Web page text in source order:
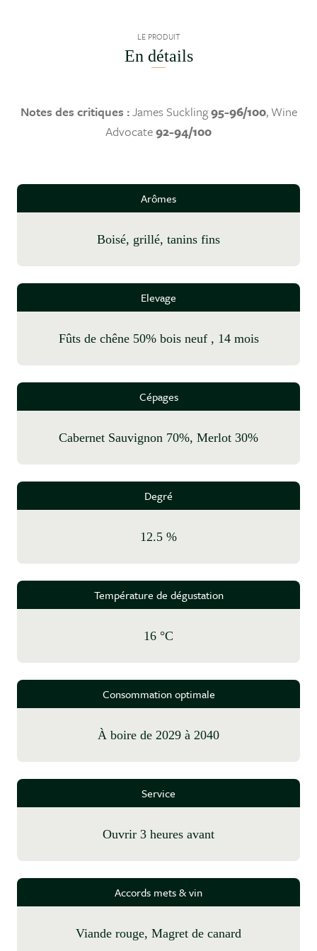
LE PRODUIT
En détails
Notes des critiques :James Suckling95-96/100, Wine
Advocate92-94/100
Arômes
boisé, grillé, tanins fins
Elevage
fûts de chêne 50% bois neuf , 14 mois
Cépages
Cabernet Sauvignon 70%, Merlot 30%
Degré
12.5 %
Température de dégustation
16 °C
Consommation optimale
à boire de 2029 à 2040
Service
Ouvrir 3 heures avant
Accords mets & vin
Viande rouge, Magret de canard